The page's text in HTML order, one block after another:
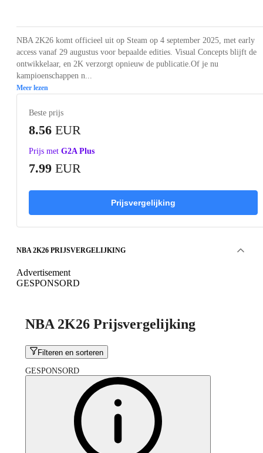
NBA 2K26 komt officieel uit op Steam op 4 september 2025, met early
access vanaf 29 augustus voor bepaalde edities. Visual Concepts blijft de
ontwikkelaar, en 2K verzorgt opnieuw de publicatie.Of je nu
kampioenschappen n...
Meer lezen
Beste prijs
8.56 EUR
Prijs met G2A Plus
7.99 EUR
Prijsvergelijking
NBA 2K26 PRIJSVERGELIJKING
Advertisement
GESPONSORD
NBA 2K26 Prijsvergelijking
Filteren en sorteren
GESPONSORD